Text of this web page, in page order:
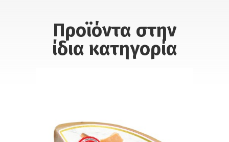
Προϊόντα στην
ίδια κατηγορία